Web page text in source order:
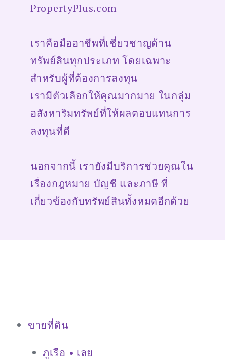
PropertyPlus.com
เราคือมืออาชีพที่เชี่ยวชาญด้าน
ทรัพย์สินทุกประเภท โดยเฉพาะ
สำหรับผู้ที่ต้องการลงทุน
เรามีตัวเลือกให้คุณมากมาย ในกลุ่ม
อสังหาริมทรัพย์ที่ให้ผลตอบแทนการ
ลงทุนที่ดี
นอกจากนี้ เรายังมีบริการช่วยคุณใน
เรื่องกฎหมาย บัญชี และภาษี ที่
เกี่ยวข้องกับทรัพย์สินทั้งหมดอีกด้วย
ขายที่ดิน
ภูเรือ • เลย